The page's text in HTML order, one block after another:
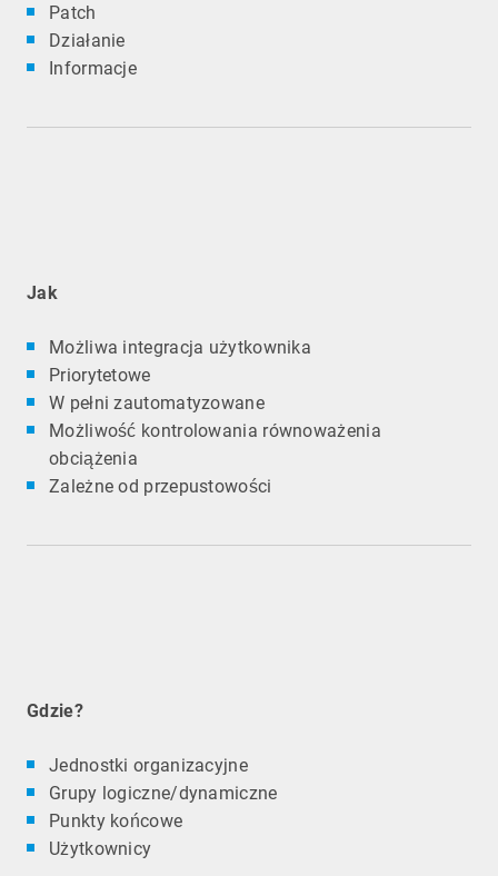
Patch
Działanie
Informacje
Jak
Możliwa integracja użytkownika
Priorytetowe
W pełni zautomatyzowane
Możliwość kontrolowania równoważenia
obciążenia
Zależne od przepustowości
Gdzie?
Jednostki organizacyjne
Grupy logiczne/dynamiczne
Punkty końcowe
Użytkownicy